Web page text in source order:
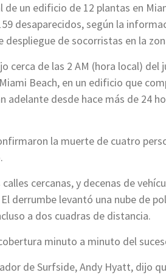
de un edificio de 12 plantas en
desaparecidos, según la
despliegue de socorristas en la
cerca de las 2 AM (hora local) del
Beach, en un edificio que
adelante desde hace más de 24
la muerte de cuatro
cercanas, y decenas de
derrumbe levantó una nube de
a dos cuadras de distancia.
minuto a minuto del
de Surfside, Andy Hyatt, dijo